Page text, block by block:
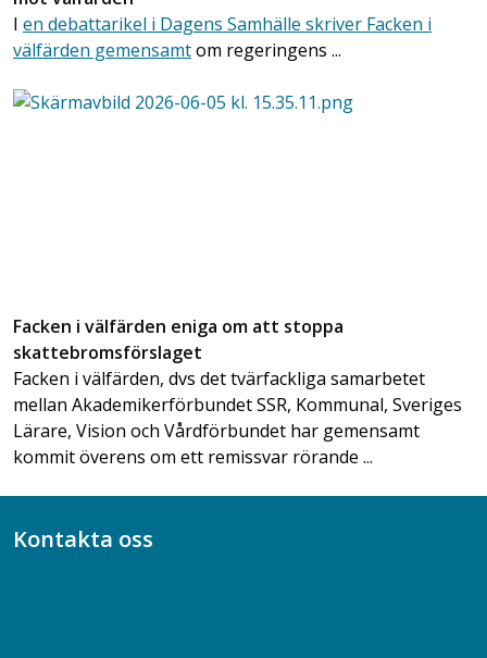
I en debattarikel i Dagens Samhälle skriver Facken i
välfärden gemensamtom regeringens ...
Facken i välfärden eniga om att stoppa
skattebromsförslaget
Facken i välfärden, dvs det tvärfackliga samarbetet
mellan Akademikerförbundet SSR, Kommunal, Sveriges
Lärare, Vision och Vårdförbundet har gemensamt
kommit överens om ett remissvar rörande ...
Kontakta oss